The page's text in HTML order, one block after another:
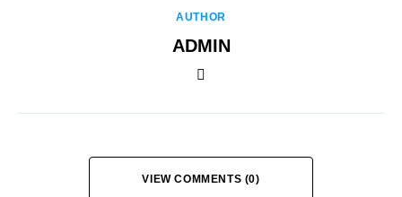
AUTHOR
ADMIN
VIEW COMMENTS (0)